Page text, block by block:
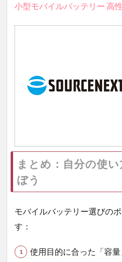
小型モバイルバッテリー 高
まとめ：自分の使
ぼう
モバイルバッテリー選びの
す：
使用目的に合った「容量